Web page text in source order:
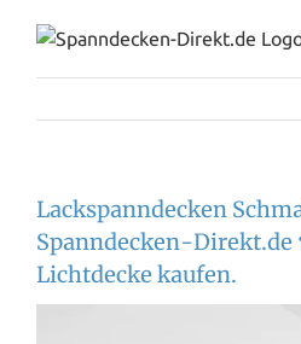
Inhalt
Lackspanndecken
Spanndecken-
Lichtdecke kaufen.